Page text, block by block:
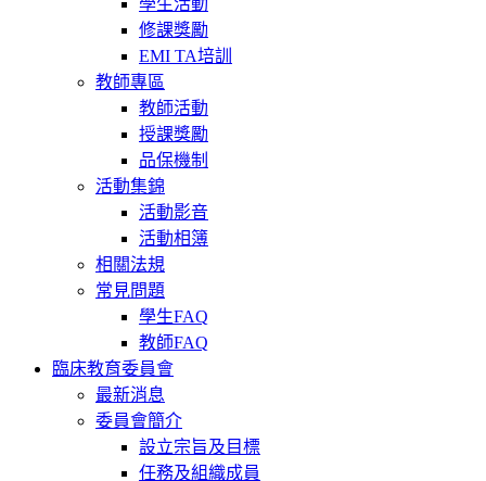
修課獎勵
EMI TA培訓
教師專區
教師活動
授課獎勵
品保機制
活動集錦
活動影音
活動相簿
相關法規
常見問題
學生FAQ
教師FAQ
臨床教育委員會
最新消息
委員會簡介
設立宗旨及目標
任務及組織成員